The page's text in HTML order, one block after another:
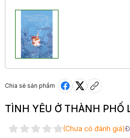
Chia sẻ sản phẩm
TÌNH YÊU Ở THÀNH PHỐ
(Chưa có đánh giá)